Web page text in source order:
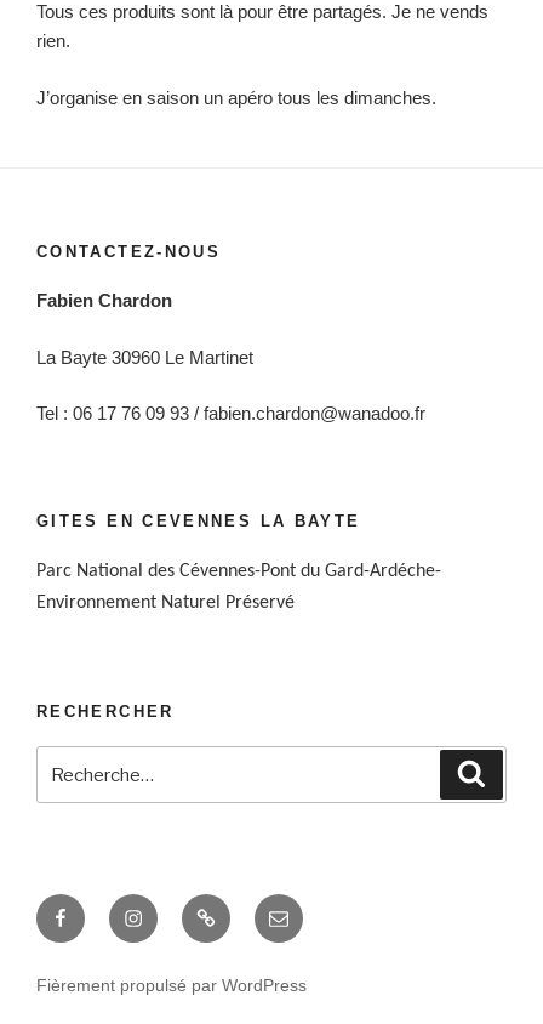
Tous ces produits sont là pour être partagés. Je ne vends
rien.
J’organise en saison un apéro tous les dimanches.
CONTACTEZ-NOUS
Fabien Chardon
La Bayte 30960 Le Martinet
Tel : 06 17 76 09 93 / fabien.chardon@wanadoo.fr
GITES EN CEVENNES LA BAYTE
Parc National des Cévennes-Pont du Gard-Ardéche-
Environnement Naturel Préservé
RECHERCHER
pour
Gîtes
en
InstagramGoogle
Map
E-
mail
Fièrement propulsé par WordPress